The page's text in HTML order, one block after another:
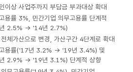
상 사업주까지 부담금 부과대상 확대
용률 3%, 민간기업 의무고용률 단계적
2.5% → '14년 2.7%)
체가산으로 변경, 가산구간 4단계로 확대
용률('17년 3.2% → '19년 3.4%) 및
2.9% → '19년 3.1%) 단계적 상향